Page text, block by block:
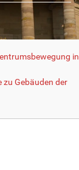
zu Gebäuden der